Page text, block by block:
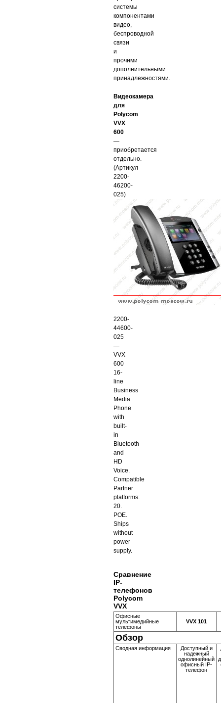
системы
компонентами
видео,
беспроводной
связи
и
прочими
дополнительными
принадлежностями.
Видеокамера
для
Polycom
VVX
600
—
приобретается
отдельно.
(Артикул
2200-
46200-
025)
2200-
44600-
025
—
VVX
600
16-
line
Business
Media
Phone
with
built-
in
Bluetooth
and
HD
Voice.
Compatible
Partner
platforms:
20.
POE.
Ships
without
power
supply.
Сравнение
IP-
телефонов
Polycom
VVX
Офисные
мультимедийные
телефоны
VVX 101
Обзор
Сводная информация
Доступный и
надежный
однолинейный
офисный IP-
телефон